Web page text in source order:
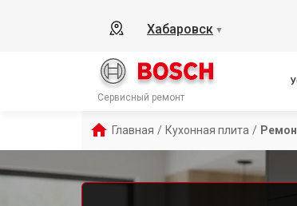
Хабаровск ▼
Сервисный ремонт
Главная / Кухонная плита /